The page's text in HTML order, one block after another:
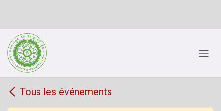
Se rendre au contenu
Tous les événements